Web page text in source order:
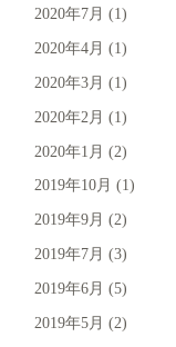
2020年7月 (1)
2020年4月 (1)
2020年3月 (1)
2020年2月 (1)
2020年1月 (2)
2019年10月 (1)
2019年9月 (2)
2019年7月 (3)
2019年6月 (5)
2019年5月 (2)